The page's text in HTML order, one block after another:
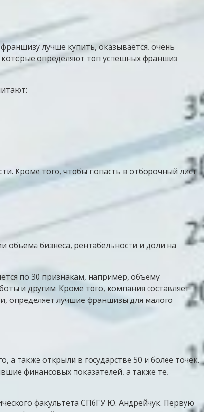
лучше купить, оказывается, очень
которые определяют топ успешных франшиз
Кроме того, чтобы попасть в отборочный лист
объема бизнеса, рентабельности и доли на
по 30 признакам, например, объему
и другим. Кроме того, компания составляет
определяет лучшие франшизы для малого
также открыли в государстве 50 и более точек.
финансовых показателей, а также те,
факультета СПбГУ Ю. Андрейчук. Первую